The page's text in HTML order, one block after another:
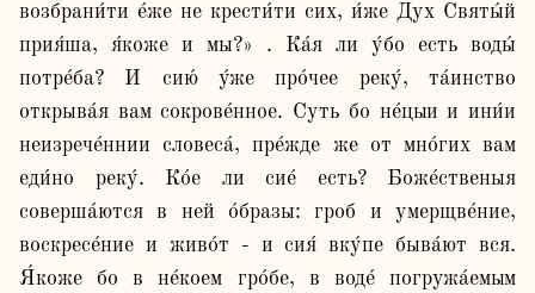
возбрани́ти е́же не крести́ти сих, и́же Дух Святы́й
прия́ша, я́коже и мы?» . Ка́я ли у́бо есть воды́
потре́ба? И сию́ у́же про́чее реку́, та́инство
открыва́я вам сокрове́нное. Суть бо не́цыи и ини́и
неизрече́ннии словеса́, пре́жде же от мно́гих вам
еди́но реку́. Ко́е ли сие́ есть? Боже́ственыя
соверша́ются в ней о́бразы: гроб и умерщве́ние,
воскресе́ние и живо́т - и сия́ вку́пе быва́ют вся.
Я́коже бо в не́коем гро́бе, в воде́ погружа́емым